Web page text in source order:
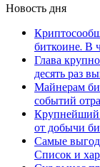
Новость дня
биткоине. В
Глава
десять раз
Майнерам
событий
Крупнейший
от добычи
Самые
Список и